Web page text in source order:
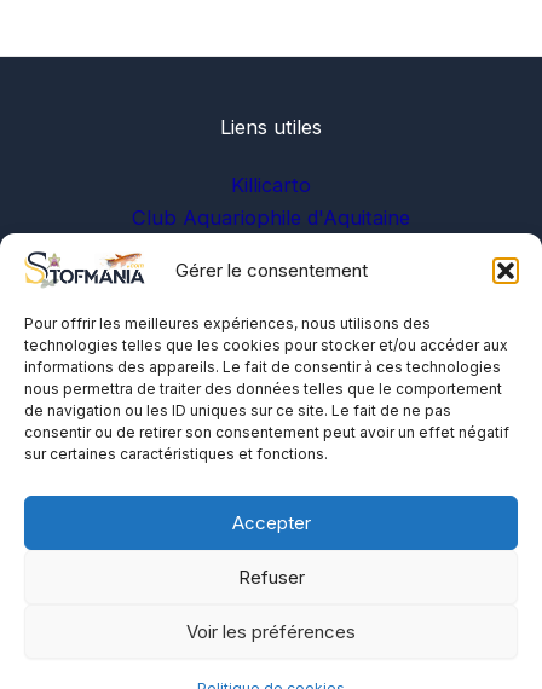
Gérer le consentement
Pour offrir les meilleures expériences, nous utilisons des
technologies telles que les cookies pour stocker et/ou accéder aux
informations des appareils. Le fait de consentir à ces technologies
nous permettra de traiter des données telles que le comportement
de navigation ou les ID uniques sur ce site. Le fait de ne pas
consentir ou de retirer son consentement peut avoir un effet négatif
sur certaines caractéristiques et fonctions.
Accepter
Refuser
Voir les préférences
Liens utiles
Killicarto
Club Aquariophile d'Aquitaine
A propos
Me contacter
Politique de cookies